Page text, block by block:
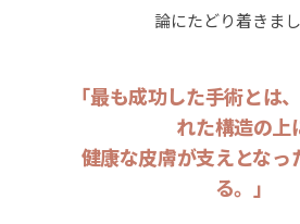
論にたどり着きまし
「最も成功した手術とは
れた構造の上
健康な皮膚が支えとなっ
る。」